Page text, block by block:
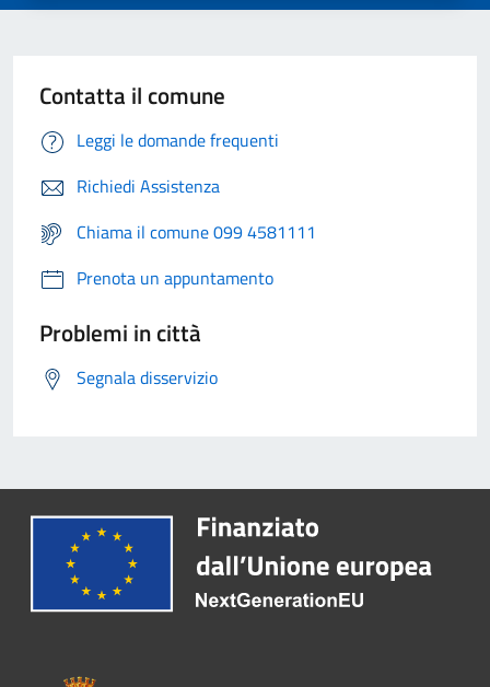
Contatta il comune
Leggi le domande frequenti
Richiedi Assistenza
Chiama il comune 099 4581111
Prenota un appuntamento
Problemi in città
Segnala disservizio